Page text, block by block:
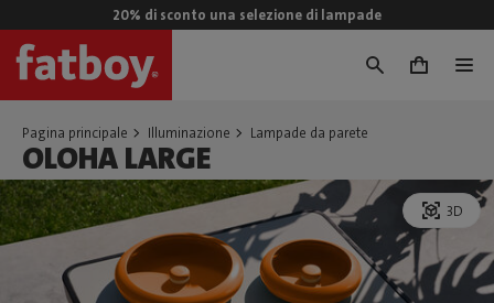
20% di sconto una selezione di lampade
0
Pagina principale Illuminazione Lampade da parete
OLOHA LARGE
3D